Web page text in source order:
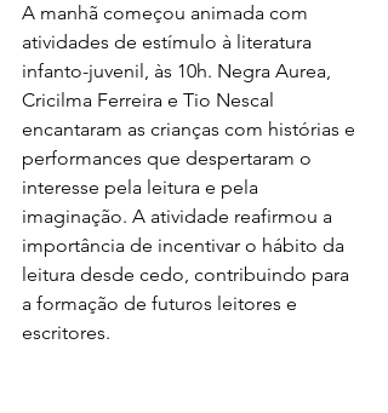
A manhã começou animada com
atividades de estímulo à literatura
infanto-juvenil, às 10h. Negra Aurea,
Cricilma Ferreira e Tio Nescal
encantaram as crianças com histórias e
performances que despertaram o
interesse pela leitura e pela
imaginação. A atividade reafirmou a
importância de incentivar o hábito da
leitura desde cedo, contribuindo para
a formação de futuros leitores e
escritores.